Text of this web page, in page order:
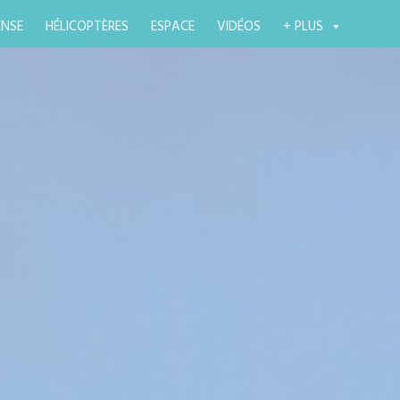
HÉLICOPTÈRES ESPACE VIDÉOS + PLUS